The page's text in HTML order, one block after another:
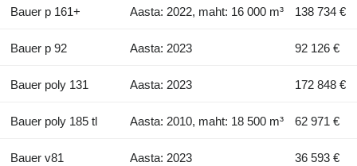
Bauer p 161+ Aasta: 2022, maht: 16 000 m³ 138 734 €
Bauer p 92 Aasta: 2023 92 126 €
Bauer poly 131 Aasta: 2023 172 848 €
Bauer poly 185 tl Aasta: 2010, maht: 18 500 m³ 62 971 €
Bauer v81 Aasta: 2023 36 593 €